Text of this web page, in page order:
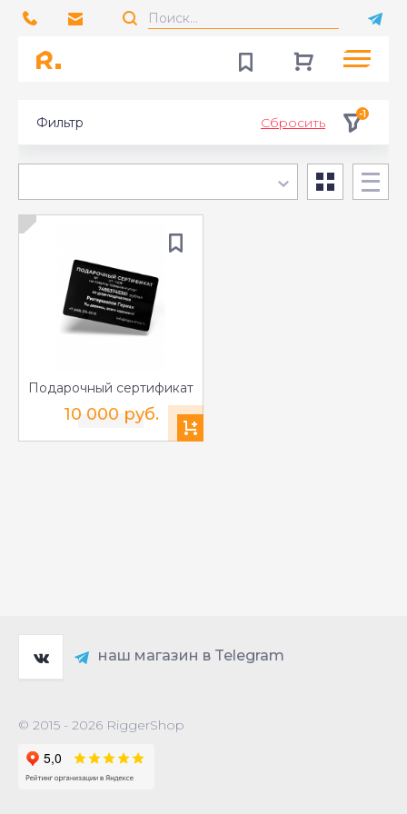
Фильтр Сбросить
-1
Подарочный сертификат
10 000 руб.
наш магазин в Telegram
© 2015 - 2026 RiggerShop